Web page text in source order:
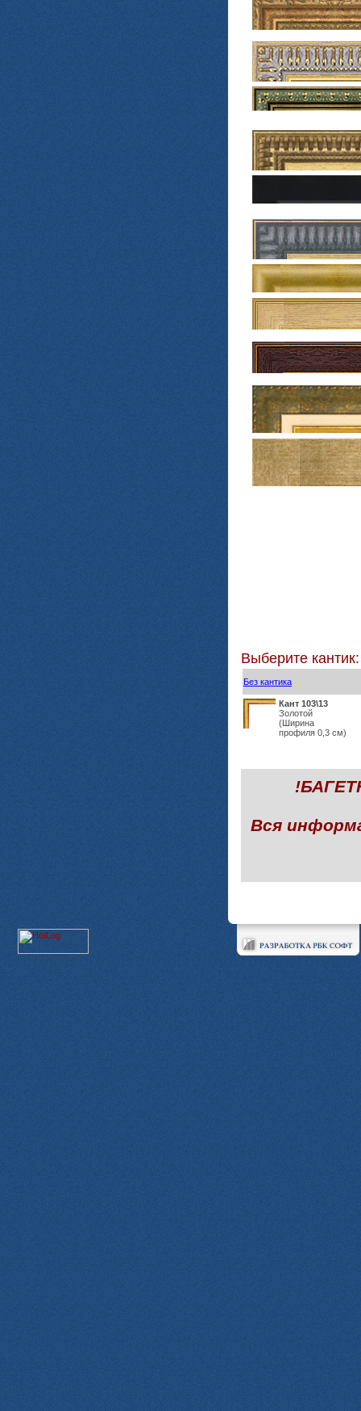
Выберите кантик:
Без кантика
Кант 103\13
Золотой
(Ширина
профиля 0,3 см)
Вся